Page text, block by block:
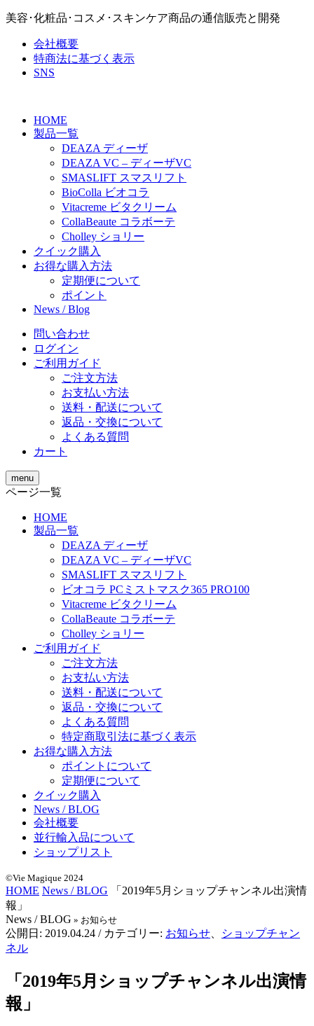
美容･化粧品･コスメ･スキンケア商品の通信販売と開発
会社概要
特商法に基づく表示
SNS
HOME
製品一覧
DEAZA ディーザ
DEAZA VC – ディーザVC
SMASLIFT スマスリフト
BioColla ビオコラ
Vitacreme ビタクリーム
CollaBeaute コラボーテ
Cholley ショリー
クイック購入
お得な購入方法
定期便について
ポイント
News / Blog
問い合わせ
ログイン
ご利用ガイド
ご注文方法
お支払い方法
送料・配送について
返品・交換について
よくある質問
カート
menu
ページ一覧
HOME
製品一覧
DEAZA ディーザ
DEAZA VC – ディーザVC
SMASLIFT スマスリフト
ビオコラ PCミストマスク365 PRO100
Vitacreme ビタクリーム
CollaBeaute コラボーテ
Cholley ショリー
ご利用ガイド
ご注文方法
お支払い方法
送料・配送について
返品・交換について
よくある質問
特定商取引法に基づく表示
お得な購入方法
ポイントについて
定期便について
クイック購入
News / BLOG
会社概要
並行輸入品について
ショップリスト
©Vie Magique 2024
HOME News / BLOG
「2019年5月ショップチャンネル出演情
報」
News / BLOG » お知らせ
公開日: 2019.04.24 / カテゴリー: お知らせ
ショップチャン
ネル
「2019年5月ショップチャンネル出演情
報」